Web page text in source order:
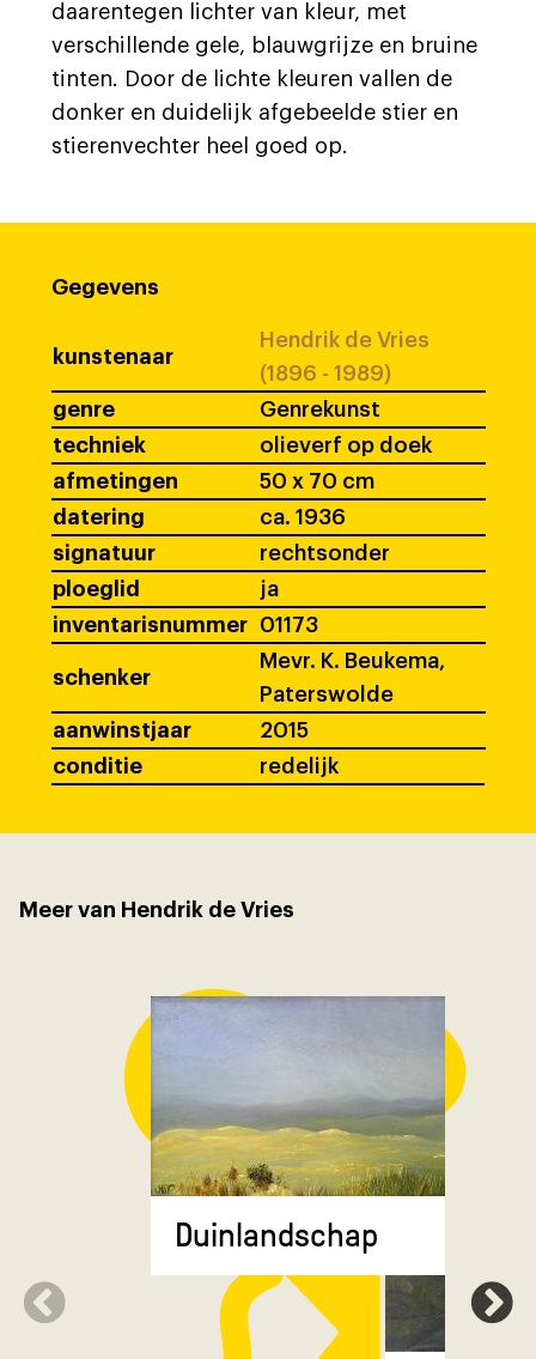
daarentegen lichter van kleur, met
verschillende gele, blauwgrijze en bruine
tinten. Door de lichte kleuren vallen de
donker en duidelijk afgebeelde stier en
stierenvechter heel goed op.
Gegevens
kunstenaar
Hendrik de Vries
(1896 - 1989)
genre
Genrekunst
techniek
olieverf op doek
afmetingen
50 x 70 cm
datering
ca. 1936
signatuur
rechtsonder
ploeglid
ja
inventarisnummer
01173
schenker
Mevr. K. Beukema,
Paterswolde
aanwinstjaar
2015
conditie
redelijk
Meer van Hendrik de Vries
Duinlandschap